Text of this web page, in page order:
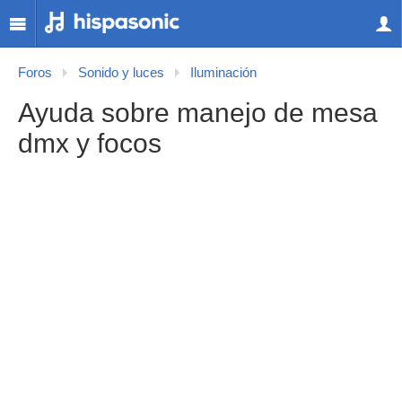
Foros Sonido y luces Iluminación
Ayuda sobre manejo de mesa
dmx y focos